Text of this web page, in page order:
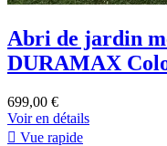
Abri de jardin
DURAMAX
699,00 €
Voir en détails
 Vue rapide